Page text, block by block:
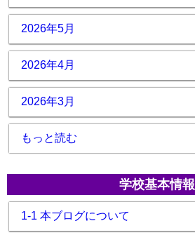
2026年5月
2026年4月
2026年3月
もっと読む
学校基本情報
1-1 本ブログについて